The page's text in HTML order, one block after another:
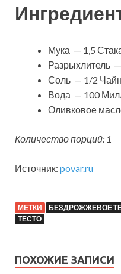
Мука — 1,5
Разрыхлитель
Соль — 1/2
Вода — 100
Оливковое
Количество порций: 1
Источник: povar.ru
МЕТКИ БЕЗДРОЖЖЕВОЕ
ТЕСТО
ПОХОЖИЕ ЗАПИСИ